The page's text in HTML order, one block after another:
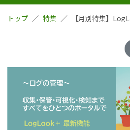
トップ 特集 【月別特集】